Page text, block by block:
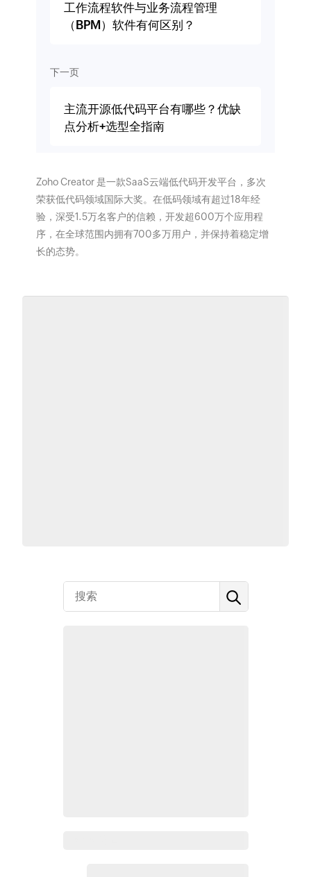
工作流程软件与业务流程管理
（BPM）软件有何区别？
下一页
主流开源低代码平台有哪些？优缺
点分析+选型全指南
Zoho Creator 是一款SaaS云端低代码开发平台，多次
荣获低代码领域国际大奖。在低码领域有超过18年经
验，深受1.5万名客户的信赖，开发超600万个应用程
序，在全球范围内拥有700多万用户，并保持着稳定增
长的态势。